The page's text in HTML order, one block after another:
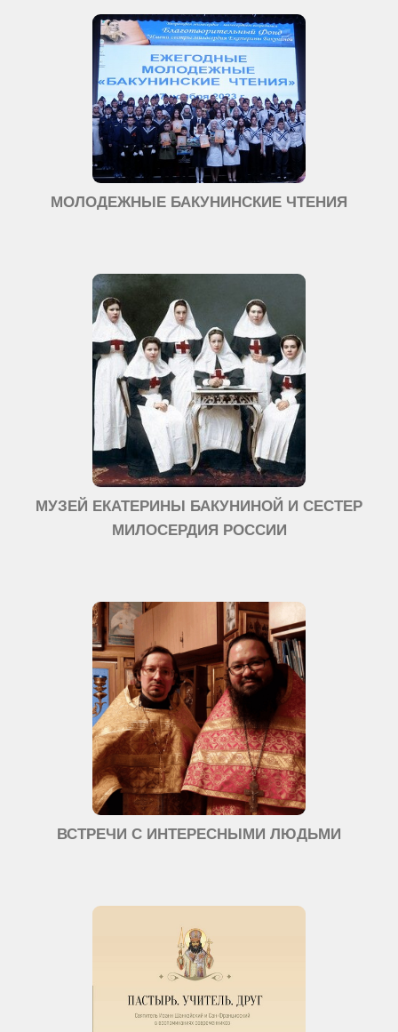
МОЛОДЕЖНЫЕ БАКУНИНСКИЕ ЧТЕНИЯ
МУЗЕЙ ЕКАТЕРИНЫ БАКУНИНОЙ И СЕСТЕР
МИЛОСЕРДИЯ РОССИИ
ВСТРЕЧИ С ИНТЕРЕСНЫМИ ЛЮДЬМИ